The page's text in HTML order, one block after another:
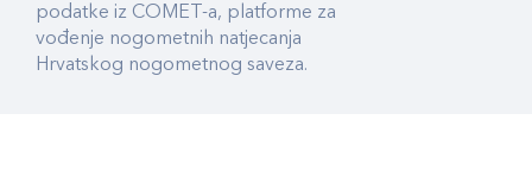
podatke iz COMET-a, platforme za
vođenje nogometnih natjecanja
Hrvatskog nogometnog saveza.